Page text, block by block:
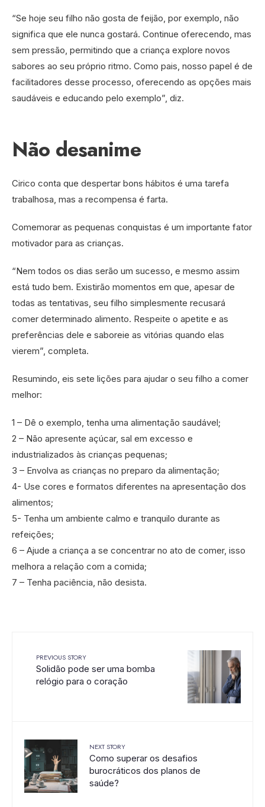
“Se hoje seu filho não gosta de feijão, por exemplo, não
significa que ele nunca gostará. Continue oferecendo, mas
sem pressão, permitindo que a criança explore novos
sabores ao seu próprio ritmo. Como pais, nosso papel é de
facilitadores desse processo, oferecendo as opções mais
saudáveis e educando pelo exemplo”, diz.
Não desanime
Cirico conta que despertar bons hábitos é uma tarefa
trabalhosa, mas a recompensa é farta.
Comemorar as pequenas conquistas é um importante fator
motivador para as crianças.
“Nem todos os dias serão um sucesso, e mesmo assim
está tudo bem. Existirão momentos em que, apesar de
todas as tentativas, seu filho simplesmente recusará
comer determinado alimento. Respeite o apetite e as
preferências dele e saboreie as vitórias quando elas
vierem”, completa.
Resumindo, eis sete lições para ajudar o seu filho a comer
melhor:
1 – Dê o exemplo, tenha uma alimentação saudável;
2 – Não apresente açúcar, sal em excesso e
industrializados às crianças pequenas;
3 – Envolva as crianças no preparo da alimentação;
4- Use cores e formatos diferentes na apresentação dos
alimentos;
5- Tenha um ambiente calmo e tranquilo durante as
refeições;
6 – Ajude a criança a se concentrar no ato de comer, isso
melhora a relação com a comida;
7 – Tenha paciência, não desista.
PREVIOUS STORY
Solidão pode ser uma bomba
relógio para o coração
NEXT STORY
Como superar os desafios
burocráticos dos planos de
saúde?